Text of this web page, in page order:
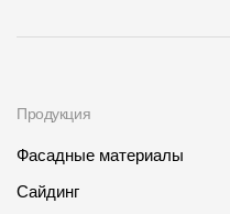
Продукция
Фасадные материалы
Сайдинг